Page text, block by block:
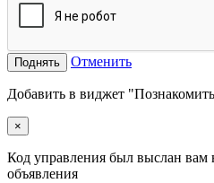
Поднять Отменить
Добавить в виджет
×
Код управления был выслан вам
объявления